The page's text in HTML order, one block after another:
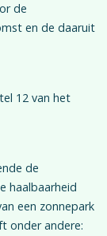
de
en de daaruit
12 van het
de
haalbaarheid
een zonnepark
onder andere: